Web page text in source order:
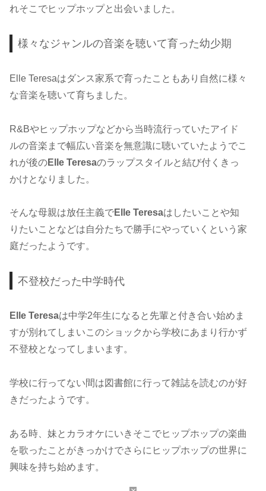
れそこでヒップホップと出会いました。
様々なジャンルの音楽を聴いて育った幼少期
Elle Teresaはダンス家系で育ったこともあり自然に様々
な音楽を聴いて育ちました。
R&Bやヒップホップなどから当時流行っていたアイド
ルの音楽まで幅広い音楽を無意識に聴いていたようでこ
れが後のElle Teresaのラップスタイルと結び付くきっ
かけとなりました。
そんな母親は放任主義でElle Teresaはしたいことや知
りたいことなどは自分たちで勝手にやっていくという家
庭だったようです。
不登校だった中学時代
Elle Teresaは中学2年生になると先輩と付き合い始めま
すが別れてしまいこのショックから学校にあまり行かず
不登校となってしまいます。
学校に行ってない間は図書館に行って雑誌を読むのが好
きだったようです。
ある時、妹とカラオケにいきそこでヒップホップの楽曲
を歌ったことがきっかけでさらにヒップホップの世界に
興味を持ち始めます。